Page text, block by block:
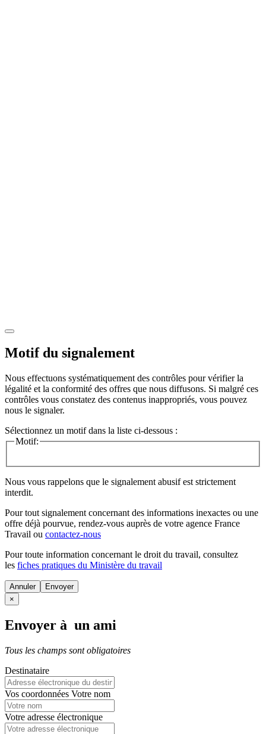
Motif du signalement
Nous effectuons systématiquement des contrôles pour vérifier la
légalité et la conformité des offres que nous diffusons. Si malgré ces
contrôles vous constatez des contenus inappropriés, vous pouvez
nous le signaler.
Sélectionnez un motif dans la liste ci-dessous :
Motif:
Nous vous rappelons que le signalement abusif est strictement
interdit.
Pour tout signalement concernant des informations inexactes ou une
offre déjà pourvue, rendez-vous auprès de votre agence France
Travail ou contactez-nous
Pour toute information concernant le droit du travail, consultez
les fiches pratiques du Ministère du travail
Annuler
×
Envoyer à un ami
Tous les champs sont obligatoires
Destinataire
Vos coordonnées Votre nom
Votre adresse électronique